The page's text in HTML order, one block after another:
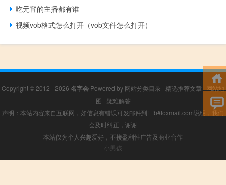
吃元宵的主播都有谁
视频vob格式怎么打开（vob文件怎么打开）
Copyright © 2012 - 2026 名字会 Powered by 网站分类目录 | 精选推荐文章 | 网站地
图 | 疑难解答
声明：本站内容来自互联网，如信息有错误可发邮件到f_fb#foxmail.com说明，我们
会及时纠正，谢谢
本站仅为个人兴趣爱好，不接盈利性广告及商业合作
小男孩